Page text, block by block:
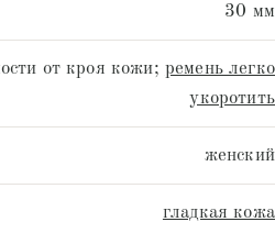
30 мм
от кроя кожи; ремень легко
укоротить
женский
гладкая кожа